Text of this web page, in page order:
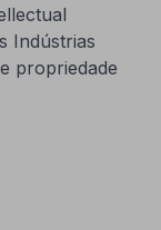
Indústrias
propriedade